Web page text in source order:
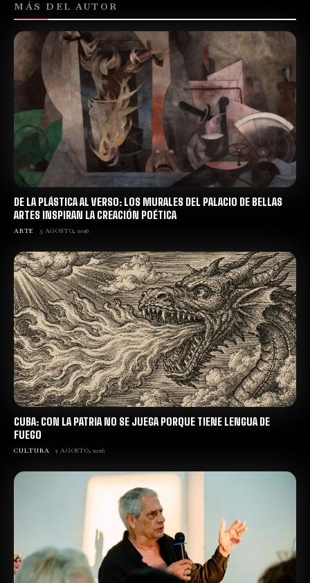
MÁS DEL AUTOR
DE LA PLÁSTICA AL VERSO: LOS MURALES DEL PALACIO DE BELLAS
ARTES INSPIRAN LA CREACIÓN POÉTICA
ARTE 3 AGOSTO, 2026
CUBA: CON LA PATRIA NO SE JUEGA PORQUE TIENE LENGUA DE
FUEGO
CULTURA 2 AGOSTO, 2026